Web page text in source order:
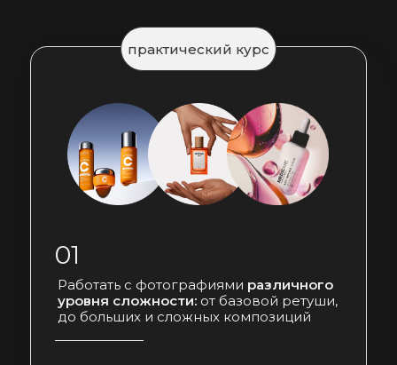
практический курс
Работать с фотографиями различного
уровня сложности: от базовой ретуши,
до больших и сложных композиций
01